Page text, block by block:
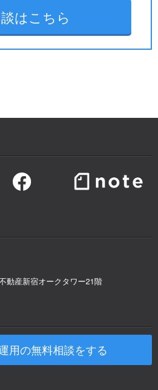
はこちら
動産新宿オークタワー21階
用の無料相談をする